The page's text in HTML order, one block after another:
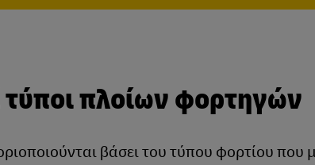
τύποι πλοίων φορτηγών
βάσει του τύπου φορτίου που